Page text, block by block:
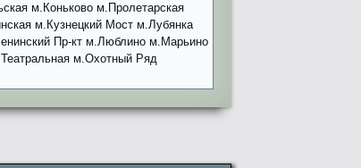
м.Коньково м.Пролетарская
м.Кузнецкий Мост м.Лубянка
Пр-кт м.Люблино м.Марьино
м.Охотный Ряд